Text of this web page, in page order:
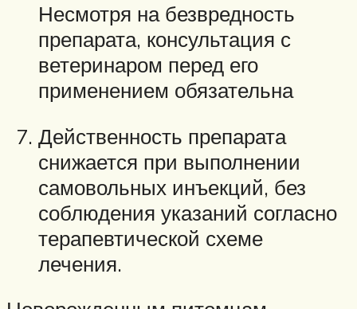
Несмотря на безвредность
препарата, консультация с
ветеринаром перед его
применением обязательна
Действенность препарата
снижается при выполнении
самовольных инъекций, без
соблюдения указаний согласно
терапевтической схеме
лечения.